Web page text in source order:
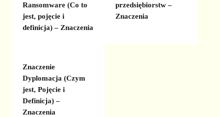
Ransomware (Co to
jest, pojęcie i
definicja) – Znaczenia
przedsiębiorstw –
Znaczenia
Znaczenie
Dyplomacja (Czym
jest, Pojęcie i
Definicja) –
Znaczenia